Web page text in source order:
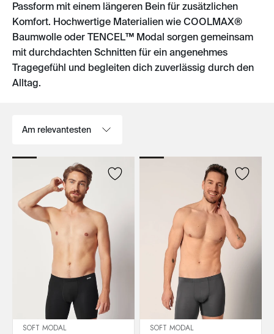
Passform mit einem längeren Bein für zusätzlichen
Komfort. Hochwertige Materialien wie COOLMAX®
Baumwolle oder TENCEL™ Modal sorgen gemeinsam
mit durchdachten Schnitten für ein angenehmes
Tragegefühl und begleiten dich zuverlässig durch den
Alltag.
SOFT MODAL
SOFT MODAL